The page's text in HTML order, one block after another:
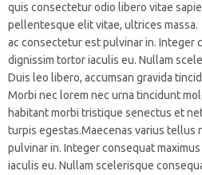
quis consectetur odio libero vitae
pellentesque elit vitae, ultrices
ac consectetur est pulvinar in. Integer
dignissim tortor iaculis eu. Nullam
Duis leo libero, accumsan gravida
Morbi nec lorem nec urna tincidunt
habitant morbi tristique senectus et
turpis egestas.Maecenas varius tellus
pulvinar in. Integer consequat
iaculis eu. Nullam scelerisque